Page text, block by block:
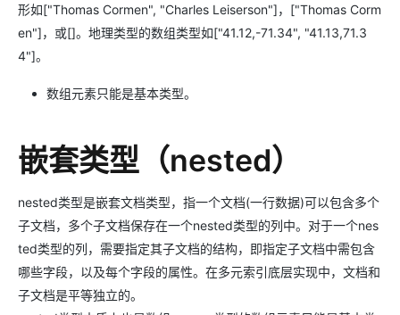
形如["Thomas Cormen", "Charles Leiserson"]，["Thomas Corm
en"]，或[]。地理类型的数组类型如["41.12,-71.34", "41.13,71.3
4"]。
数组元素只能是基本类型。
嵌套类型（nested）
nested类型是嵌套文档类型，指一个文档(一行数据)可以包含多个
子文档，多个子文档保存在一个nested类型的列中。对于一个nes
ted类型的列，需要指定其子文档的结构，即指定子文档中需包含
哪些字段，以及每个字段的属性。在多元索引底层实现中，文档和
子文档是平等独立的。